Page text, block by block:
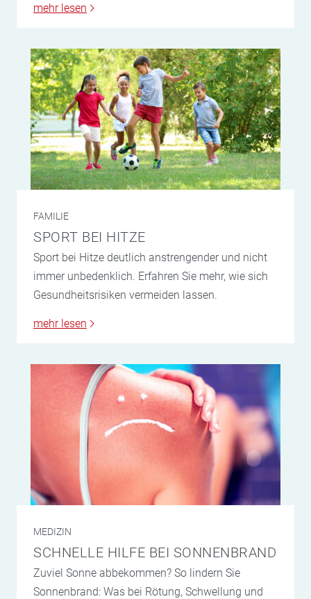
mehr lesen
FAMILIE
SPORT BEI HITZE
Sport bei Hitze deutlich anstrengender und nicht
immer unbedenklich. Erfahren Sie mehr, wie sich
Gesundheitsrisiken vermeiden lassen.
mehr lesen
MEDIZIN
SCHNELLE HILFE BEI SONNENBRAND
Zuviel Sonne abbekommen? So lindern Sie
Sonnenbrand: Was bei Rötung, Schwellung und